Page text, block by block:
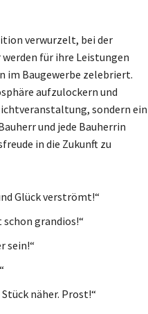
verwurzelt, bei der
für ihre Leistungen
im Baugewerbe zelebriert.
aufzulockern und
sondern ein
und jede Bauherrin
in die Zukunft zu
Glück verströmt!“
grandios!“
sein!“
näher. Prost!“